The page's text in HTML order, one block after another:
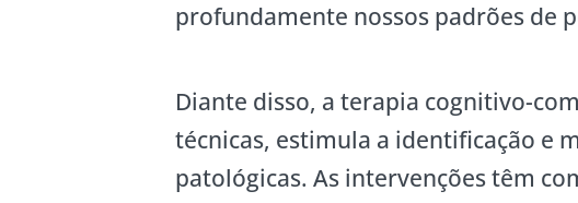
profundamente nossos padrões de
Diante disso, a terapia cognitivo-
técnicas, estimula a identificação e
patológicas. As intervenções têm